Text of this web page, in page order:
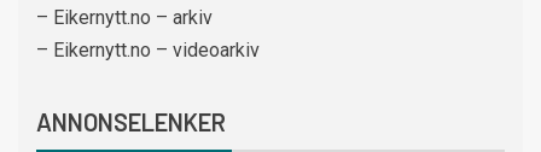
– Eikernytt.no – arkiv
– Eikernytt.no – videoarkiv
ANNONSELENKER